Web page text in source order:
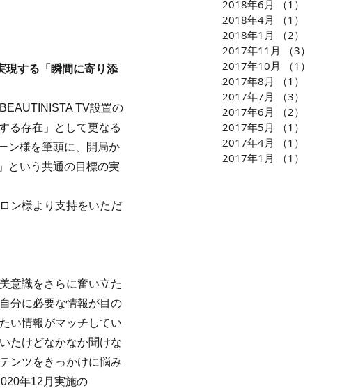
現する「瞬間に寄り添
TV設置の
る存在」として更なる
ン様を筆頭に、開局か
という共通の目標の実
ン様より支持をいただ
意識をさらに奮い立た
分に必要な情報が目の
い情報がマッチしてい
たけどなかなか聞けな
ンツをきっかけに悩み
年12月実施の
2018年6月
（1）
2018年4月
（1）
2018年1月
（2）
2017年11月
（3）
2017年10月
（1）
2017年8月
（1）
2017年7月
（3）
2017年6月
（2）
2017年5月
（1）
2017年4月
（1）
2017年1月
（1）